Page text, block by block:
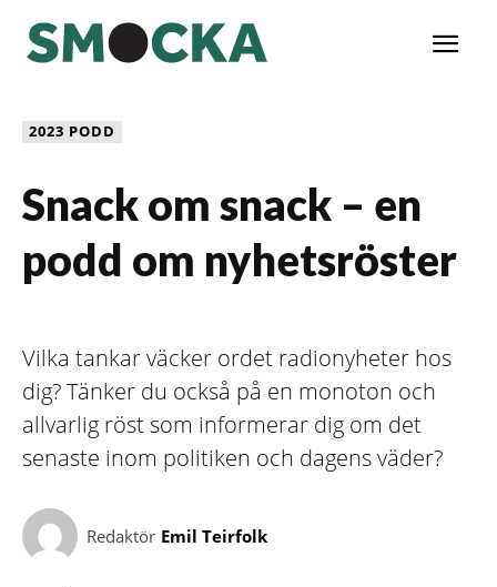
2023 PODD
Snack om snack – en
podd om nyhetsröster
Vilka tankar väcker ordet radionyheter hos
dig? Tänker du också på en monoton och
allvarlig röst som informerar dig om det
senaste inom politiken och dagens väder?
Redaktör Emil Teirfolk